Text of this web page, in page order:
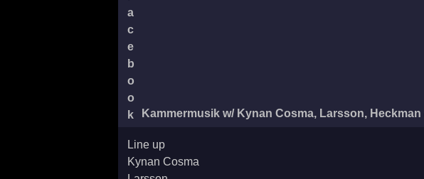
Kammermusik w/ Kynan Cosma, Larsson,
Line up
Kynan Cosma